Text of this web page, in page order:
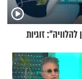
זוגיות